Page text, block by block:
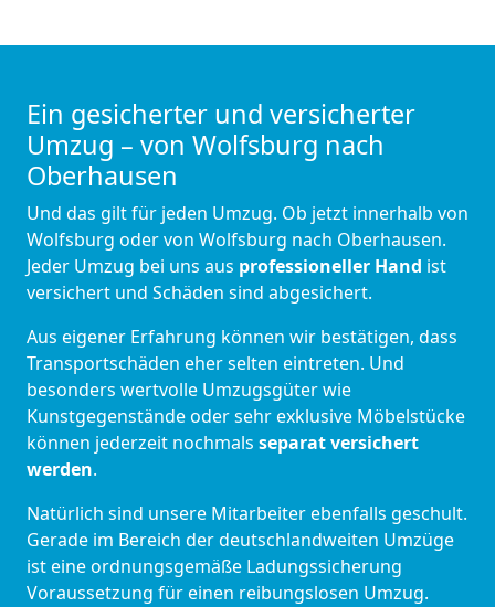
Ein gesicherter und versicherter
Umzug – von Wolfsburg nach
Oberhausen
Und das gilt für jeden Umzug. Ob jetzt innerhalb von
Wolfsburg oder von Wolfsburg nach Oberhausen.
Jeder Umzug bei uns aus professioneller Hand ist
versichert und Schäden sind abgesichert.
Aus eigener Erfahrung können wir bestätigen, dass
Transportschäden eher selten eintreten. Und
besonders wertvolle Umzugsgüter wie
Kunstgegenstände oder sehr exklusive Möbelstücke
können jederzeit nochmals separat versichert
werden.
Natürlich sind unsere Mitarbeiter ebenfalls geschult.
Gerade im Bereich der deutschlandweiten Umzüge
ist eine ordnungsgemäße Ladungssicherung
Voraussetzung für einen reibungslosen Umzug.